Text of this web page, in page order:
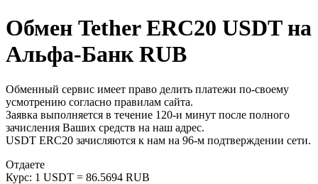
Обмен Tether ERC20 USDT на
Альфа-Банк RUB
Обменный сервис имеет право делить платежи по-своему
усмотрению согласно правилам сайта.
Заявка выполняется в течение 120-и минут после полного
зачисления Ваших средств на наш адрес.
USDT ERC20 зачисляются к нам на 96-м подтверждении сети.
Отдаете
Курс: 1 USDT = 86.5694 RUB